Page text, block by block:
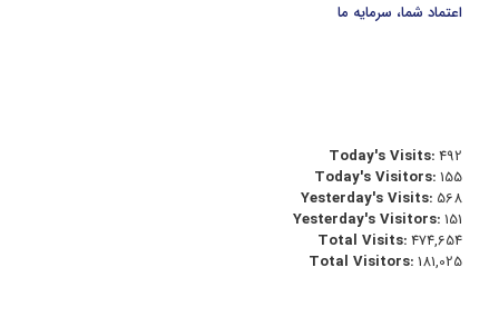
اعتماد شما، سرمایه ما
Today's Visits:492
Today's Visitors:155
Yesterday's Visits: 568
Yesterday's Visitors:151
Total Visits:474,654
Total Visitors:181,025